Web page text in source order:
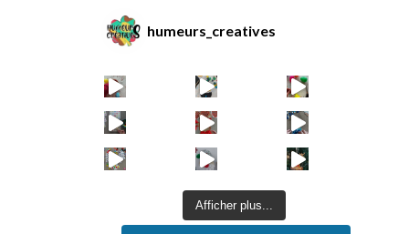
humeurs_creatives
Afficher plus...